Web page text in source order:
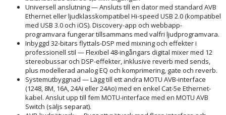
Universell anslutning — Ansluts till en dator med standard AVB
Ethernet eller ljudklasskompatibel Hi-speed USB 2.0 (kompatibel
med USB 3.0 och iOS). Discovery-app och webbapp-
programvara fungerar tillsammans med valfri ljudprogramvara.
Inbyggd 32-bitars flyttals-DSP med mixning och effekter i
professionell stil — Flexibel 48-ingångars digital mixer med 12
stereobussar och DSP-effekter, inklusive reverb med sends,
plus modellerad analog EQ och komprimering, gate och reverb.
Systemutbyggnad — Lägg till ett andra MOTU AVB-interface
(1248, 8M, 16A, 24Ai eller 24Ao) med en enkel Cat-5e Ethernet-
kabel. Anslut upp till fem MOTU-interface med en MOTU AVB
Switch (säljs separat).